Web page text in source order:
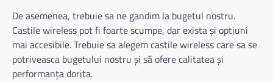
De asemenea, trebuie sa ne gandim la bugetul nostru.
Castile wireless pot fi foarte scumpe, dar exista și optiuni
mai accesibile. Trebuie sa alegem castile wireless care sa se
potriveasca bugetului nostru și să ofere calitatea și
performanța dorita.